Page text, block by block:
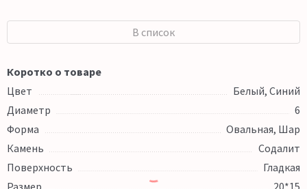
В список
Коротко о товаре
Цвет
Белый, Синий
Диаметр
6
Форма
Овальная, Шар
Камень
Содалит
Поверхность
Гладкая